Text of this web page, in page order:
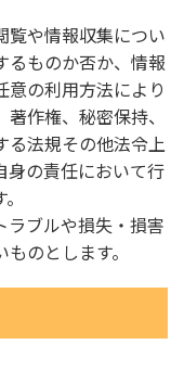
覧や情報収集につい
るものか否か、情報
意の利用方法により
作権、秘密保持、
る法規その他法令上
身の責任において行
ラブルや損失・損害
のとします。